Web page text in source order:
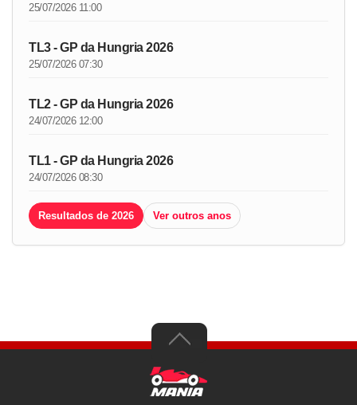
25/07/2026 11:00
TL3 - GP da Hungria 2026
25/07/2026 07:30
TL2 - GP da Hungria 2026
24/07/2026 12:00
TL1 - GP da Hungria 2026
24/07/2026 08:30
Resultados de 2026 Ver outros anos